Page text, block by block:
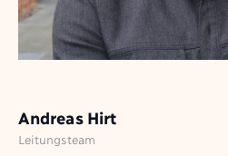
Andreas Hirt
Leitungsteam